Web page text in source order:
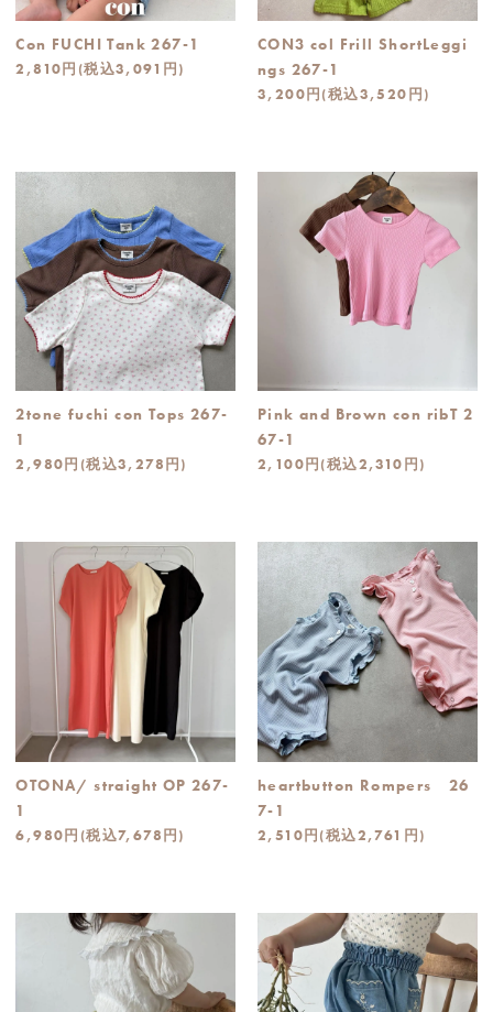
Con FUCHI Tank 267-1
2,810円(税込3,091円)
CON3 col Frill ShortLeggi
ngs 267-1
3,200円(税込3,520円)
2tone fuchi con Tops 267-
1
2,980円(税込3,278円)
Pink and Brown con ribT 2
67-1
2,100円(税込2,310円)
OTONA/ straight OP 267-
1
6,980円(税込7,678円)
heartbutton Rompers 26
7-1
2,510円(税込2,761円)